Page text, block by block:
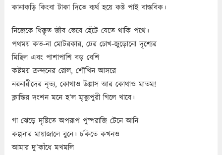
কানাকড়ি কিংবা টাকা দিতে ব্যর্থ হয়ে কষ্ট পাই বাস্তবিক।
নিজেকে ধিক্কৃত জীব ভেবে হেঁটে যেতে থাকি পথে।
পথময় কত-না মোটরকার, ঢের চোখ-জুড়োনো দৃশ্যের
মিছিল এবং পাশাপাশি বড় বেশি
কষ্টময় ক্রন্দনের রোল, শৌখিন আসরে
নরনারীদের নৃত্য, কোথাও উল্লাস আর কোথাও মাতম!
ক্লান্তির দংশন মনে হ’ল মৃত্যুপুরী গিলে খাবে।
গা ঝেড়ে দৃষ্টিতে অপরূপ পুষ্পরাজি টেনে আনি
কল্পনার মায়াজালে বুনে। চকিতে কখনও
আমার দু’কাঁধে মখমলি